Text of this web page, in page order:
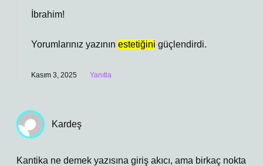
İbrahim!
Yorumlarınız yazının estetiğini güçlendirdi.
Kasım 3, 2025 Yanıtla
Kardeş
Kantika ne demek yazısına giriş akıcı, ama birkaç nokta